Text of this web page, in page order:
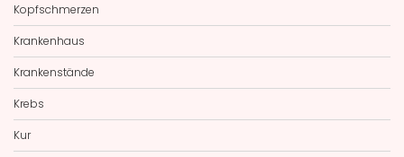
Kopfschmerzen
Krankenhaus
Krankenstände
Krebs
Kur